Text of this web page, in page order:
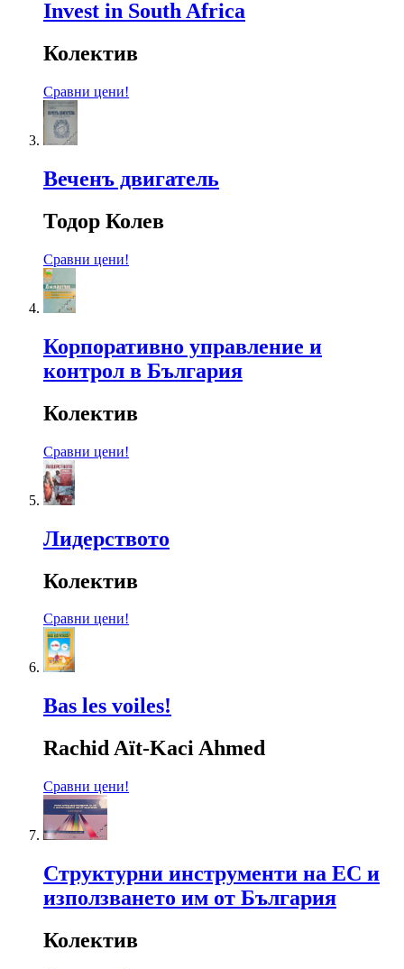
Invest in South Africa
Колектив
Сравни цени!
Веченъ двигатель
Тодор Колев
Сравни цени!
Корпоративно управление и
контрол в България
Колектив
Сравни цени!
Лидерството
Колектив
Сравни цени!
Bas les voiles!
Rachid Aït-Kaci Ahmed
Сравни цени!
Структурни инструменти на ЕС и
използването им от България
Колектив